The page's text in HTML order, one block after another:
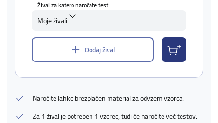
Žival za katero naročate test
Moje živali
Dodaj žival
Naročite lahko brezplačen material za odvzem vzorca.
Za 1 žival je potreben 1 vzorec, tudi če naročite več testov.